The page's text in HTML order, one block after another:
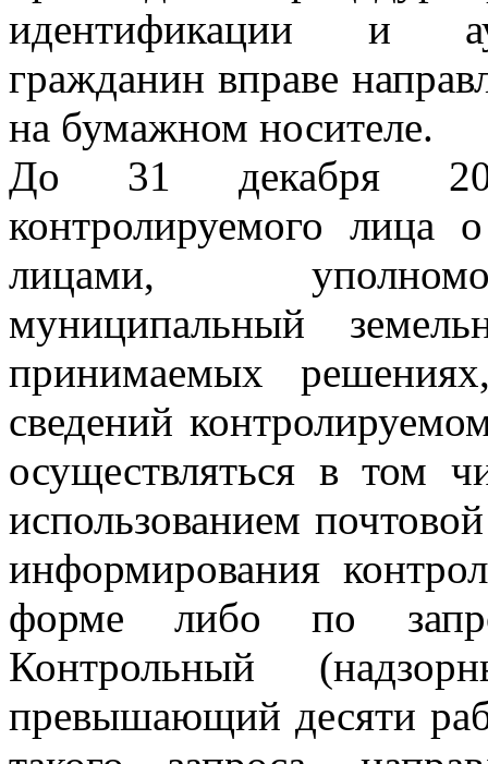
идентификации и
гражданин вправе
на бумажном носителе.
До 31 декабря
контролируемого лица
лицами,
муниципальный
принимаемых
сведений
осуществляться в том
использованием
информирования
форме либо по
Контрольный
превышающий десяти